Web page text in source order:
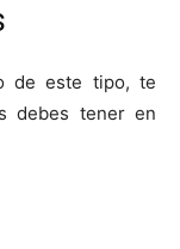
de este tipo, te
debes tener en